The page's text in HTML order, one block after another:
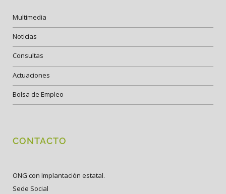
Multimedia
Noticias
Consultas
Actuaciones
Bolsa de Empleo
CONTACTO
ONG con Implantación estatal.
Sede Social